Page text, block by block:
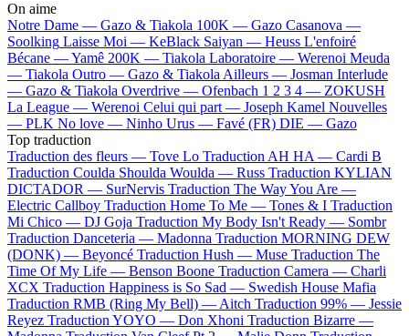
On aime
Notre Dame — Gazo & Tiakola 100K — Gazo Casanova —
Soolking Laisse Moi — KeBlack Saiyan — Heuss L'enfoiré
Bécane —Yamê 200K — Tiakola Laboratoire — Werenoi Meuda
— Tiakola Outro — Gazo & TiakolaAilleurs — Josman Interlude
— Gazo & Tiakola Overdrive — Ofenbach 1 2 3 4 — ZOKUSH
La League — Werenoi Celui qui part — Joseph Kamel Nouvelles
— PLK No love — Ninho Urus — Favé (FR) DIE — Gazo
Top traduction
Traduction des fleurs — Tove Lo Traduction AH HA — Cardi B
Traduction Coulda Shoulda Woulda — Russ Traduction KYLIAN
DICTADOR — SurNervis Traduction The Way You Are —
Electric Callboy Traduction Home To Me — Tones & I Traduction
Mi Chico — DJ Goja Traduction My Body Isn't Ready — Sombr
Traduction Danceteria — Madonna Traduction MORNING DEW
(DONK) — Beyoncé Traduction Hush — Muse Traduction The
Time Of My Life — Benson Boone Traduction Camera — Charli
XCX Traduction Happiness is So Sad — Swedish House Mafia
Traduction RMB (Ring My Bell) —Aitch Traduction 99% — Jessie
Reyez Traduction YOYO — Don Xhoni Traduction Bizarre —